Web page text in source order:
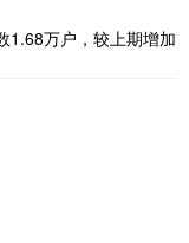
1.68万户，较上期增加